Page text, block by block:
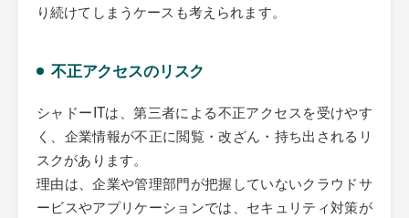
り続けてしまうケースも考えられます。
不正アクセスのリスク
シャドーITは、第三者による不正アクセスを受けやす
く、企業情報が不正に閲覧・改ざん・持ち出されるリ
スクがあります。
理由は、企業や管理部門が把握していないクラウドサ
ービスやアプリケーションでは、セキュリティ対策が